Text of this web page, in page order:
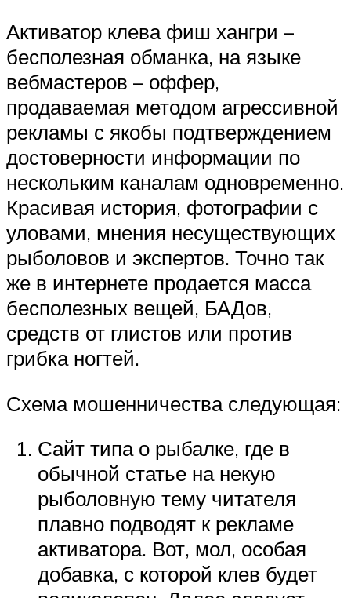
Активатор клева фиш хангри –
бесполезная обманка, на языке
вебмастеров – оффер,
продаваемая методом агрессивной
рекламы с якобы подтверждением
достоверности информации по
нескольким каналам одновременно.
Красивая история, фотографии с
уловами, мнения несуществующих
рыболовов и экспертов. Точно так
же в интернете продается масса
бесполезных вещей, БАДов,
средств от глистов или против
грибка ногтей.
Схема мошенничества следующая:
Сайт типа о рыбалке, где в
обычной статье на некую
рыболовную тему читателя
плавно подводят к рекламе
активатора. Вот, мол, особая
добавка, с которой клев будет